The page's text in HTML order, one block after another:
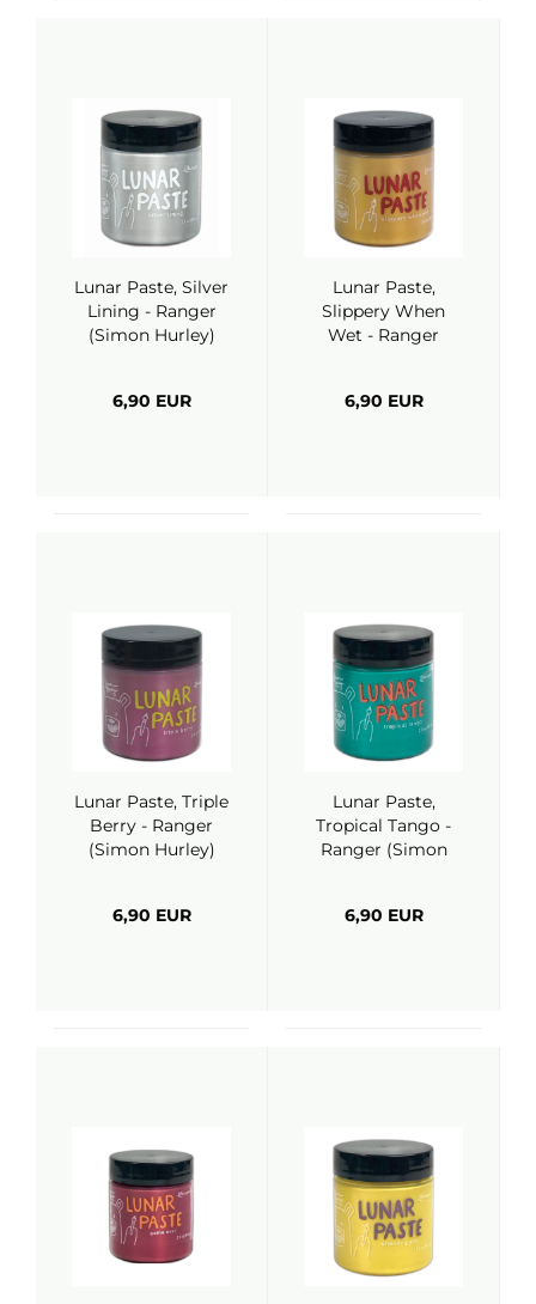
Lunar Paste, Silver
Lining - Ranger
(Simon Hurley)
6,90 EUR
Lunar Paste,
Slippery When
Wet - Ranger
6,90 EUR
Lunar Paste, Triple
Berry - Ranger
(Simon Hurley)
6,90 EUR
Lunar Paste,
Tropical Tango -
Ranger (Simon
6,90 EUR